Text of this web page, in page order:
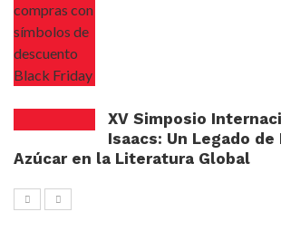
XV Simposio
Isaacs: Un Legado de
Azúcar en la Literatura Global